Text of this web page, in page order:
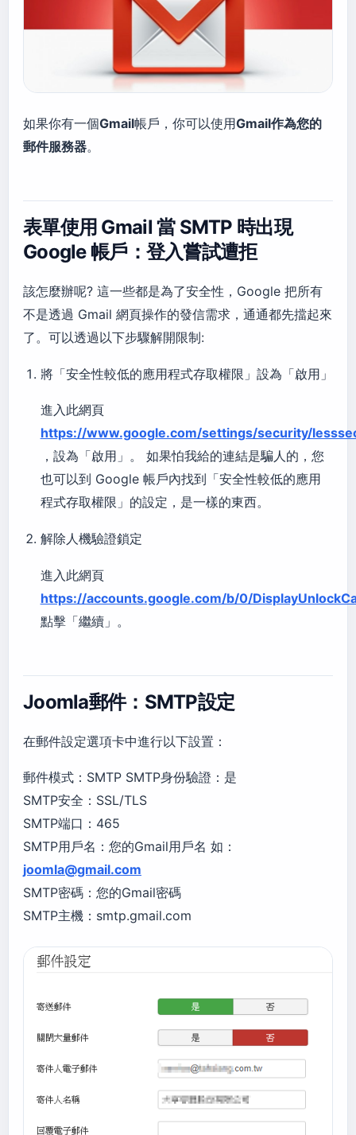
如果你有一個Gmail帳戶，你可以使用Gmail作為您的
郵件服務器。
表單使用 Gmail 當 SMTP 時出現
Google 帳戶：登入嘗試遭拒
該怎麼辦呢? 這一些都是為了安全性，Google 把所有
不是透過 Gmail 網頁操作的發信需求，通通都先擋起來
了。可以透過以下步驟解開限制:
將「安全性較低的應用程式存取權限」設為「啟用」
進入此網頁
https://www.google.com/settings/security/
，設為「啟用」。 如果怕我給的連結是騙人的，您
也可以到 Google 帳戶內找到「安全性較低的應用
程式存取權限」的設定，是一樣的東西。
解除人機驗證鎖定
進入此網頁
https://accounts.google.com/b/0/
點擊「繼續」。
Joomla郵件：SMTP設定
在郵件設定選項卡中進行以下設置：
郵件模式：SMTP SMTP身份驗證：是
SMTP安全：SSL/TLS
SMTP端口：465
SMTP用戶名：您的Gmail用戶名 如：
joomla@gmail.com
SMTP密碼：您的Gmail密碼
SMTP主機：smtp.gmail.com